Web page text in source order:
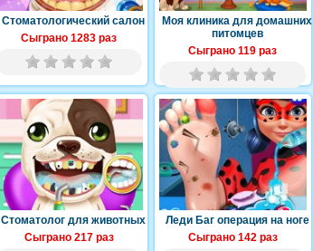
Стоматологический салон
Сыграно 1283 раз
Моя клиника для домашних
питомцев
Сыграно 119 раз
Стоматолог для животных
Сыграно 217 раз
Леди Баг операция на ноге
Сыграно 142 раз